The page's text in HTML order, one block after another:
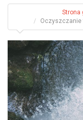
Strona
Oczyszczanie